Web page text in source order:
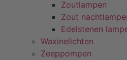
Zoutlampen
Zout
Edelstenen
Waxinelichten
Zeeppompen